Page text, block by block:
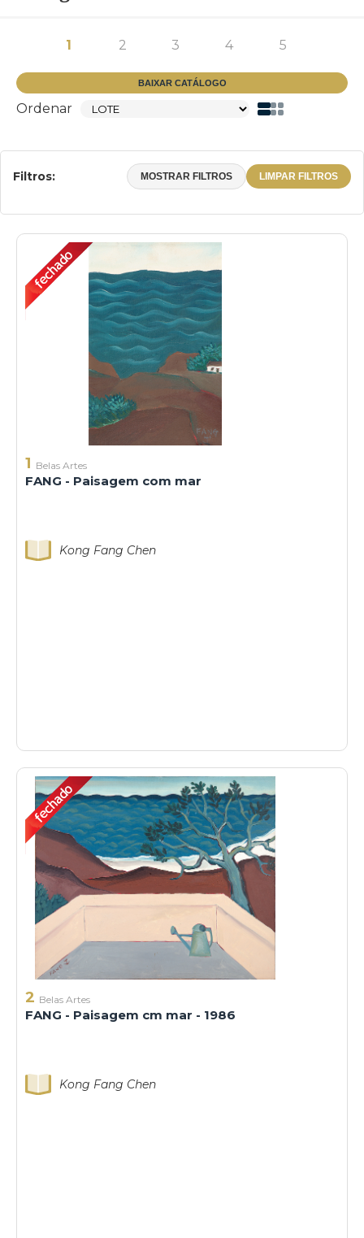
1 2 3 4 5
BAIXAR CATÁLOGO
Ordenar
Filtros: MOSTRAR FILTROS LIMPAR FILTROS
1 Belas Artes
FANG - Paisagem com mar
Kong Fang Chen
2 Belas Artes
FANG - Paisagem cm mar - 1986
Kong Fang Chen